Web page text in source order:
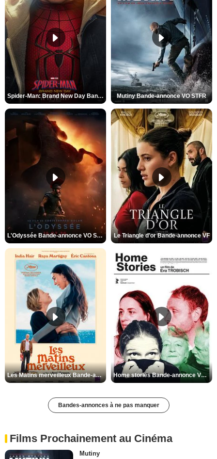
Spider-Man: Brand New Day Bande-annonce VO STFR Mutiny Bande-annonce VO STFR
L'Odyssée Bande-annonce VO STFR Le Triangle d'or Bande-annonce VF
Les Matins merveilleux Bande-annonce VF Home stories Bande-annonce VO STFR
Bandes-annonces à ne pas manquer
Films Prochainement au Cinéma
Mutiny